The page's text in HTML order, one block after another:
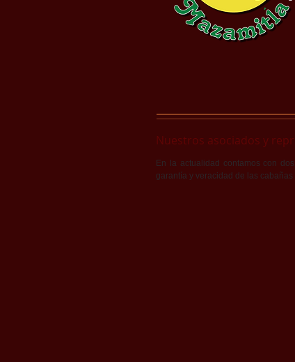
Nuestros asociados y
En la actualidad contamos con
garantía y veracidad de las